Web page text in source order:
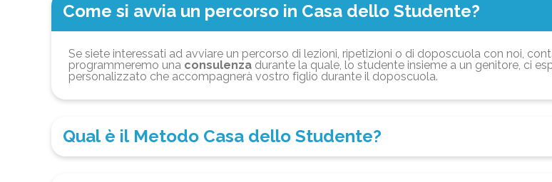
Come si avvia un percorso in Casa dello Studente?
Se siete interessati ad avviare un percorso di lezioni, ripetizioni o di doposcuola con noi,
programmeremo una consulenza durante la quale, lo studente insieme a un genitore, ci
personalizzato che accompagnerà vostro figlio durante il doposcuola.
Qual è il Metodo Casa dello Studente?